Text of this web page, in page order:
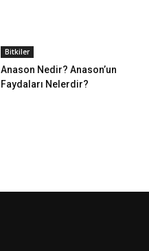
Bitkiler
Anason Nedir? Anason’un
Faydaları Nelerdir?